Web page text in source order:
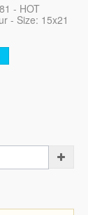
- HOT
- Size: 15x21